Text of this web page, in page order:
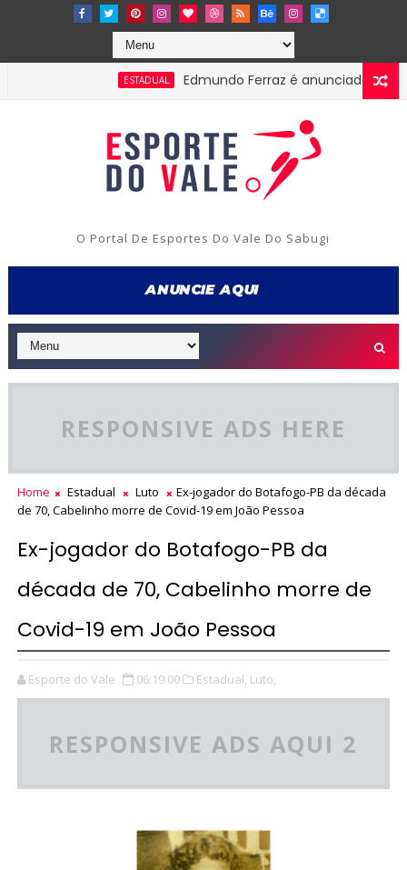
ESTADUAL Edmundo Ferraz é anunciado na
O Portal De Esportes Do Vale Do Sabugi
RESPONSIVE ADS HERE
Home Estadual Luto
Ex-jogador do Botafogo-PB da década
de 70, Cabelinho morre de Covid-19 em João Pessoa
Ex-jogador do Botafogo-PB da
década de 70, Cabelinho morre de
Covid-19 em João Pessoa
Esporte do Vale 06:19:00 Estadual, Luto,
RESPONSIVE ADS AQUI 2